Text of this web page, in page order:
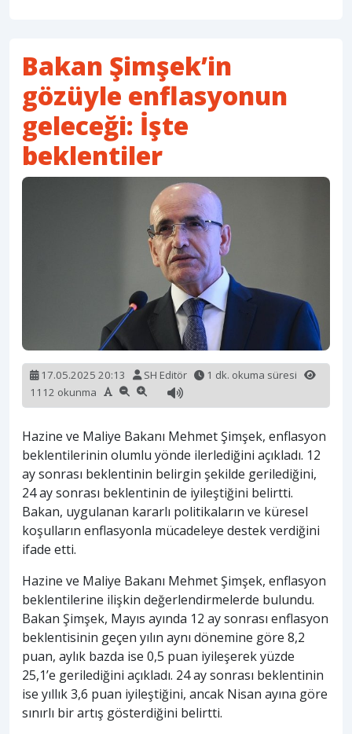
Bakan Şimşek’in
gözüyle enflasyonun
geleceği: İşte
beklentiler
17.05.2025 20:13 SH Editör
1 dk. okuma süresi
1112 okunma
Hazine ve Maliye Bakanı Mehmet Şimşek, enflasyon
beklentilerinin olumlu yönde ilerlediğini açıkladı. 12
ay sonrası beklentinin belirgin şekilde gerilediğini,
24 ay sonrası beklentinin de iyileştiğini belirtti.
Bakan, uygulanan kararlı politikaların ve küresel
koşulların enflasyonla mücadeleye destek verdiğini
ifade etti.
Hazine ve Maliye Bakanı Mehmet Şimşek, enflasyon
beklentilerine ilişkin değerlendirmelerde bulundu.
Bakan Şimşek, Mayıs ayında 12 ay sonrası enflasyon
beklentisinin geçen yılın aynı dönemine göre 8,2
puan, aylık bazda ise 0,5 puan iyileşerek yüzde
25,1’e gerilediğini açıkladı. 24 ay sonrası beklentinin
ise yıllık 3,6 puan iyileştiğini, ancak Nisan ayına göre
sınırlı bir artış gösterdiğini belirtti.